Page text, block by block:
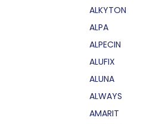
ALKYTON
ALPA
ALPECIN
ALUFIX
ALUNA
ALWAYS
AMARIT